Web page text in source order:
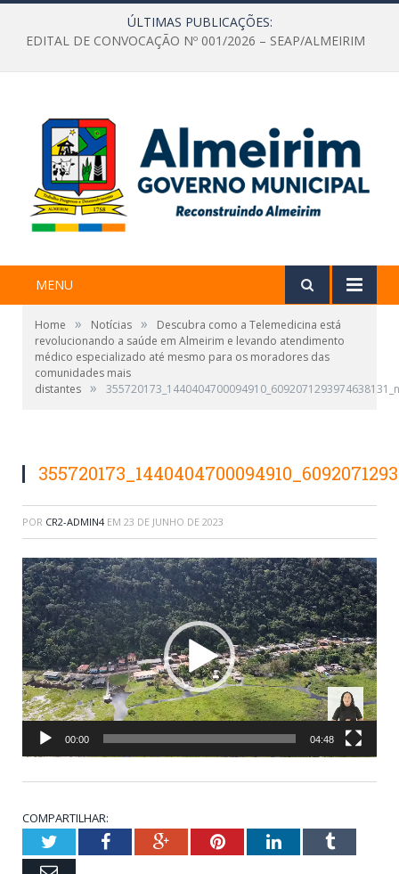
ÚLTIMAS PUBLICAÇÕES:
EDITAL DE CONVOCAÇÃO Nº 001/2026 – SEAP/ALMEIRIM
MENU
Home » Notícias »
Descubra como a Telemedicina está
revolucionando a saúde em Almeirim e levando atendimento
médico especializado até mesmo para os moradores das
comunidades mais
distantes » 355720173_1440404700094910_6092071293974638131_n
POR CR2-ADMIN4 EM 23 DE JUNHO DE 2023
Tocador
de
vídeo
00:00 04:48
COMPARTILHAR:
TwitterFacebookGoogle+PinterestLinkedInTumblr